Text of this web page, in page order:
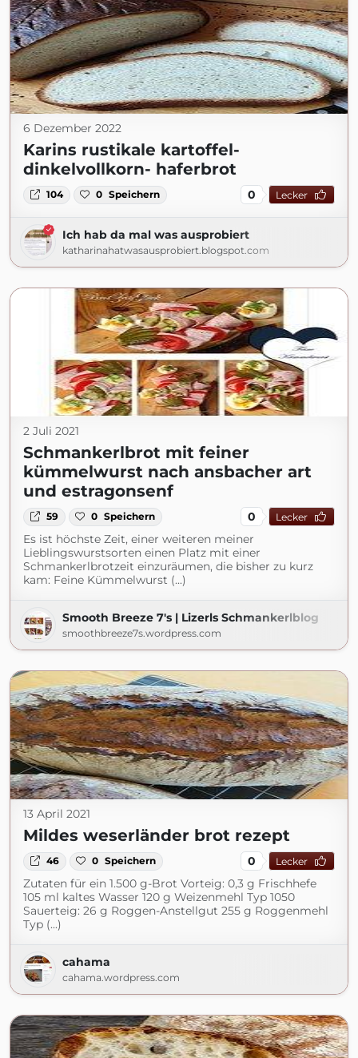
6 Dezember 2022
Karins rustikale kartoffel-
dinkelvollkorn- haferbrot
104 0 Speichern 0 Lecker
Ich hab da mal was ausprobiert
katharinahatwasausprobiert.blogspot.com
2 Juli 2021
Schmankerlbrot mit feiner
kümmelwurst nach ansbacher art
und estragonsenf
59 0 Speichern 0 Lecker
Es ist höchste Zeit, einer weiteren meiner
Lieblingswurstsorten einen Platz mit einer
Schmankerlbrotzeit einzuräumen, die bisher zu kurz
kam: Feine Kümmelwurst (...)
Smooth Breeze 7's | Lizerls Schmankerlblog
smoothbreeze7s.wordpress.com
13 April 2021
Mildes weserländer brot rezept
46 0 Speichern 0 Lecker
Zutaten für ein 1.500 g-Brot Vorteig: 0,3 g Frischhefe
105 ml kaltes Wasser 120 g Weizenmehl Typ 1050
Sauerteig: 26 g Roggen-Anstellgut 255 g Roggenmehl
Typ (...)
cahama
cahama.wordpress.com